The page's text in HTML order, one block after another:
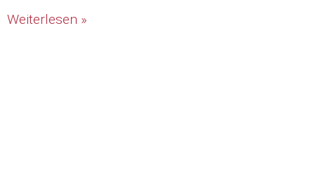
Weiterlesen »